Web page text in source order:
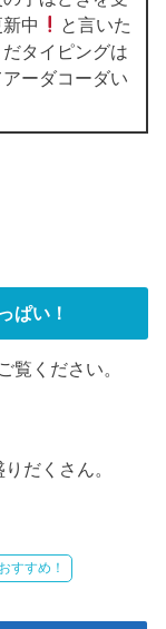
中
と言いた
タイピングは
ーダコーダい
ぱい！
覧ください。
だくさん。
おすすめ！